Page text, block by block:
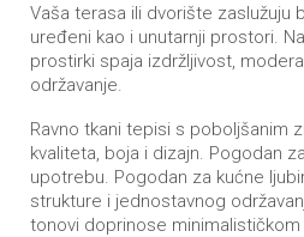
Vaša terasa ili dvorište zaslužuju
uređeni kao i unutarnji prostori.
prostirki spaja izdržljivost,
održavanje.
Ravno tkani tepisi s poboljšanim
kvaliteta, boja i dizajn. Pogodan
upotrebu. Pogodan za kućne
strukture i jednostavnog
tonovi doprinose minimalističkom